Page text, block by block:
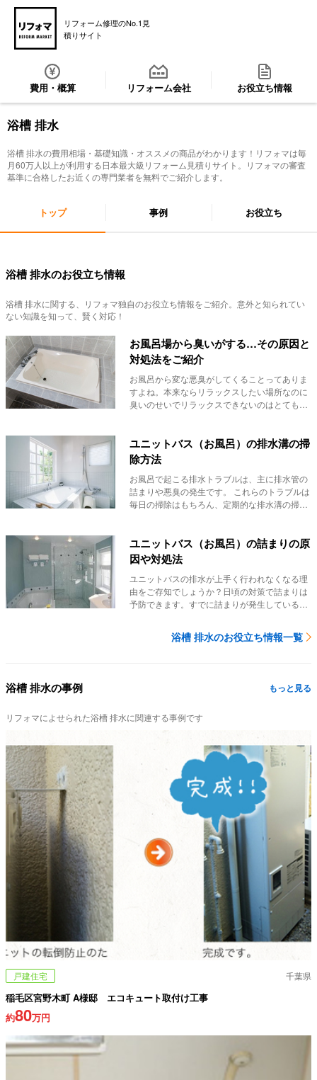
リフォーム修理のNo.1見
積りサイト
費用・概算 リフォーム会社 お役立ち情報
浴槽 排水
浴槽 排水の費用相場・基礎知識・オススメの商品がわかります！リフォマは毎
月60万人以上が利用する日本最大級リフォーム見積りサイト。リフォマの審査
基準に合格したお近くの専門業者を無料でご紹介します。
トップ 事例 お役立ち
浴槽 排水のお役立ち情報
浴槽 排水に関する、リフォマ独自のお役立ち情報をご紹介。意外と知られてい
ない知識を知って、賢く対応！
お風呂場から臭いがする…その原因と
対処法をご紹介
お風呂から変な悪臭がしてくることってありま
すよね。本来ならリラックスしたい場所なのに
臭いのせいでリラックスできないのはとてもも
ユニットバス（お風呂）の排水溝の掃
除方法
お風呂で起こる排水トラブルは、主に排水管の
詰まりや悪臭の発生です。 これらのトラブルは
毎日の掃除はもちろん、定期的な排水溝の掃除
ユニットバス（お風呂）の詰まりの原
因や対処法
ユニットバスの排水が上手く行われなくなる理
由をご存知でしょうか？日頃の対策で詰まりは
予防できます。すでに詰まりが発生している場
浴槽 排水のお役立ち情報一覧
浴槽 排水の事例 もっと見る
リフォマによせられた浴槽 排水に関連する事例です
戸建住宅 千葉県
稲毛区宮野木町 A様邸 エコキュート取付け工事
約80万円